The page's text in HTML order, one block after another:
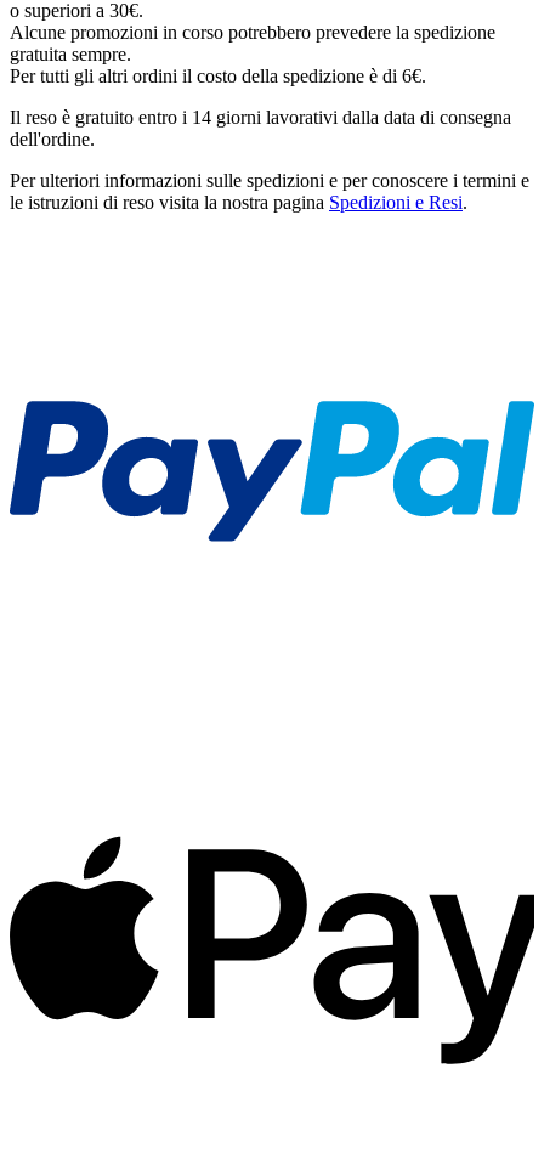
o superiori a 30€.
Alcune promozioni in corso potrebbero prevedere la spedizione
gratuita sempre.
Per tutti gli altri ordini il costo della spedizione è di 6€.
Il reso è gratuito entro i 14 giorni lavorativi dalla data di consegna
dell'ordine.
Per ulteriori informazioni sulle spedizioni e per conoscere i termini e
le istruzioni di reso visita la nostra pagina Spedizioni e Resi.